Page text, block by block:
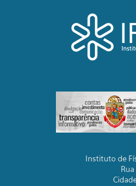
Instituto de